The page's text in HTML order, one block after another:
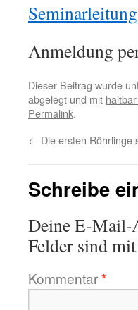
Anmeldung
Dieser Beitrag wurde
abgelegt und mit
Permalink.
← Die ersten Röhrlinge
Schreibe
Deine E-Mail-
Felder sind mit
Kommentar*